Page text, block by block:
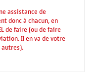
assistance de
donc à chacun, en
de faire (ou de faire
Il en va de votre